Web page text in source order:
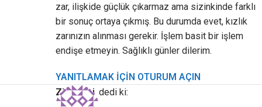
zar, ilişkide güçlük çıkarmaz ama sizinkinde farklı
bir sonuç ortaya çıkmış. Bu durumda evet, kızlık
zarınızın alınması gerekir. İşlem basit bir işlem
endişe etmeyin. Sağlıklı günler dilerim.
YANITLAMAK IÇIN OTURUM AÇIN
Ziyaretçi dedi ki: